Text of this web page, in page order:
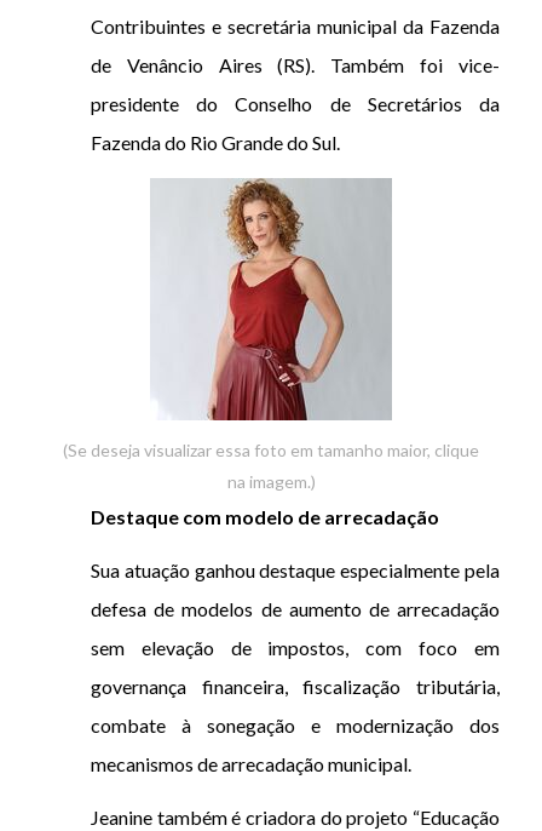
Contribuintes e secretária municipal da Fazenda
de Venâncio Aires (RS). Também foi vice-
presidente do Conselho de Secretários da
Fazenda do Rio Grande do Sul.
(Se deseja visualizar essa foto em tamanho maior, clique
na imagem.)
Destaque com modelo de arrecadação
Sua atuação ganhou destaque especialmente pela
defesa de modelos de aumento de arrecadação
sem elevação de impostos, com foco em
governança financeira, fiscalização tributária,
combate à sonegação e modernização dos
mecanismos de arrecadação municipal.
Jeanine também é criadora do projeto “Educação